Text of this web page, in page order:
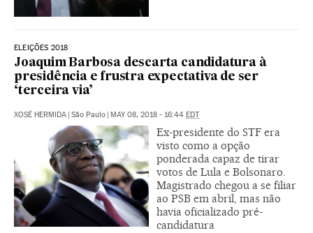
ELEIÇÕES 2018
Joaquim Barbosa descarta candidatura à
presidência e frustra expectativa de ser
‘terceira via’
XOSÉ HERMIDA São Paulo MAY 08, 2018 - 16:44 EDT
Ex-presidente do STF era
visto como a opção
ponderada capaz de tirar
votos de Lula e Bolsonaro.
Magistrado chegou a se filiar
ao PSB em abril, mas não
havia oficializado pré-
candidatura